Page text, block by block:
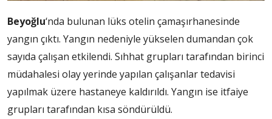
Beyoğlu‘nda bulunan lüks otelin çamaşırhanesinde
yangın çıktı. Yangın nedeniyle yükselen dumandan çok
sayıda çalışan etkilendi. Sıhhat grupları tarafından birinci
müdahalesi olay yerinde yapılan çalışanlar tedavisi
yapılmak üzere hastaneye kaldırıldı. Yangın ise itfaiye
grupları tarafından kısa söndürüldü.